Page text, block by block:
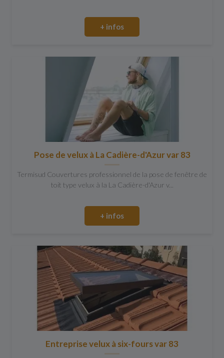
+ infos
Pose de velux à La Cadière-d'Azur var 83
Termisud Couvertures professionnel de la pose de fenêtre de
toit type velux à la La Cadière-d'Azur v...
+ infos
Entreprise velux à six-fours var 83